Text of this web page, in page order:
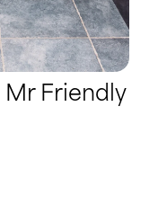
Mr Friendly